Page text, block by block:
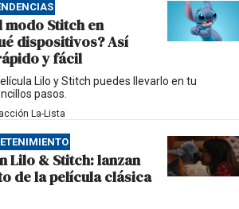
Stitch en
dispositivos? Así
y fácil
Lilo y Stitch puedes llevarlo en tu
pasos.
La-Lista
Lilo & Stitch: lanzan
de la película clásica